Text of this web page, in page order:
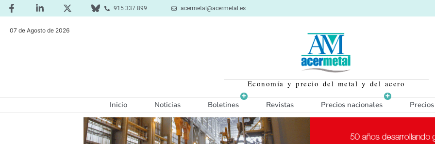
915 337 899 acermetal@acermetal.es
07 de Agosto de 2026
Economía y precio del metal y del acero
Inicio Noticias Boletines Revistas Precios nacionales